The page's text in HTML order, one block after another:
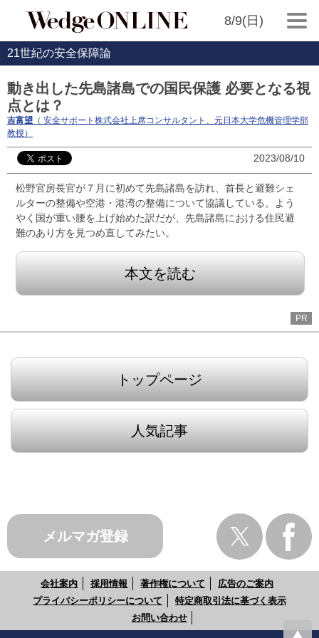
8/9(日)
21世紀の安全保障論
動き出した先島諸島での国民保護 必要となる視
点とは？
吉富望 （ 安全サポート株式会社上席コンサルタント、元日本大学危機管理学部
教授）
2023/08/10
松野官房長官が７月に初めて先島諸島を訪れ、首長と避難シェ
ルターの整備や空港・港湾の整備について協議している。よう
やく国が重い腰を上げ始めた訳だが、先島諸島における住民避
難のあり方を見つめ直してみたい。
本文を読む
PR
トップページ
人気記事
メルマガ登録
会社案内 採用情報 著作権について
広告のご案内
プライバシーポリシーについて
特定商取引法に基づく表示
お問い合わせ